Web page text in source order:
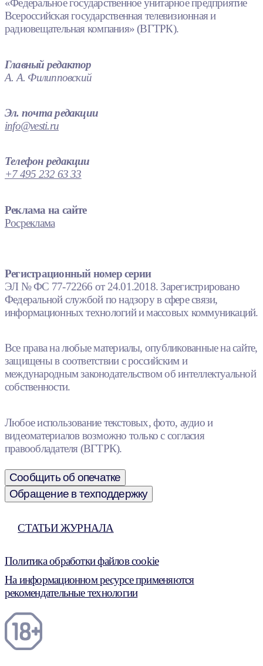
«Федеральное государственное унитарное предприятие
Всероссийская государственная телевизионная и
радиовещательная компания» (ВГТРК).
Главный редактор
А. А. Филипповский
Эл. почта редакции
info@vesti.ru
Телефон редакции
+7 495 232 63 33
Реклама на сайте
Росреклама
Регистрационный номер серии
ЭЛ № ФС 77-72266 от 24.01.2018. Зарегистрировано
Федеральной службой по надзору в сфере связи,
информационных технологий и массовых коммуникаций.
Все права на любые материалы, опубликованные на сайте,
защищены в соответствии с российским и
международным законодательством об интеллектуальной
собственности.
Любое использование текстовых, фото, аудио и
видеоматериалов возможно только с согласия
правообладателя (ВГТРК).
Сообщить об опечатке
Обращение в техподдержку
СТАТЬИ ЖУРНАЛА
Политика обработки файлов cookie
На информационном ресурсе применяются
рекомендательные технологии